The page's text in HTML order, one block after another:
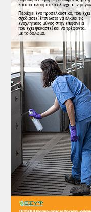
ΤΟ ΠΕΡΙΟΔΙΚΟ
Profile
ΑΡΧΕΙΟ ΤΕΥΧΩΝ
ΣΥΝΕΔΡΙΟ ΚΡΕΑΤΟΣ